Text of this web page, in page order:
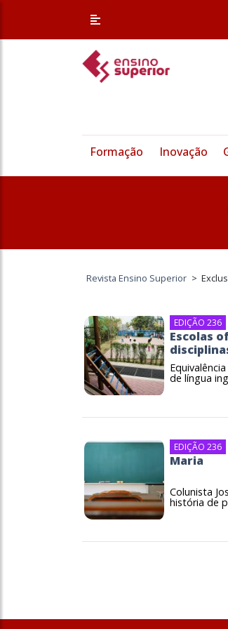
Formação Inovação
Revista Ensino Superior >
EDIÇÃO 236
Escolas
de língua
EDIÇÃO 236
Maria
Colunista
história de